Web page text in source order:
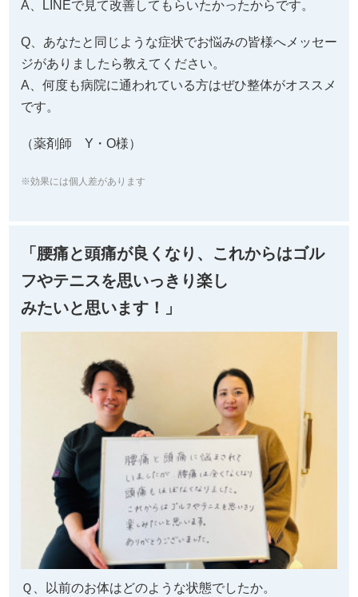
A、LINEで見て改善してもらいたかったからです。
Q、あなたと同じような症状でお悩みの皆様へメッセー
ジがありましたら教えてください。
A、何度も病院に通われている方はぜひ整体がオススメ
です。
（薬剤師 Y・O様）
※効果には個人差があります
「腰痛と頭痛が良くなり、これからはゴル
フやテニスを思いっきり楽し
みたいと思います！」
Ｑ、以前のお体はどのような状態でしたか。